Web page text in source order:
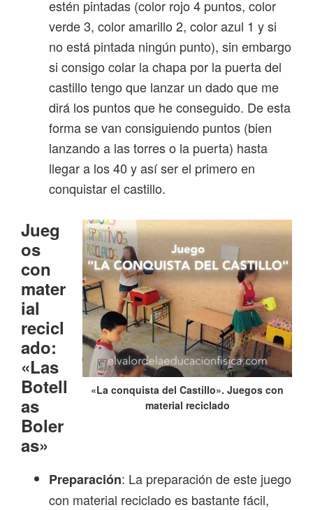
estén pintadas (color rojo 4 puntos, color
verde 3, color amarillo 2, color azul 1 y si
no está pintada ningún punto), sin embargo
si consigo colar la chapa por la puerta del
castillo tengo que lanzar un dado que me
dirá los puntos que he conseguido. De esta
forma se van consiguiendo puntos (bien
lanzando a las torres o la puerta) hasta
llegar a los 40 y así ser el primero en
conquistar el castillo.
«La conquista del Castillo». Juegos con
material reciclado
Jueg
os
con
mater
ial
recicl
ado:
«Las
Botell
as
Boler
as»
Preparación: La preparación de este juego
con material reciclado es bastante fácil,